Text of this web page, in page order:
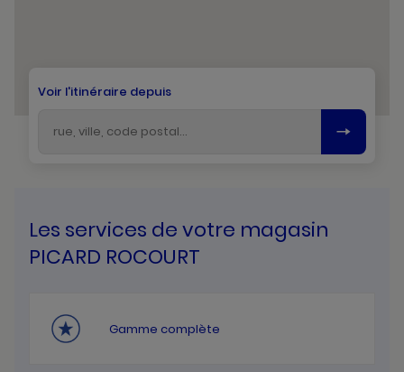
Voir l'itinéraire depuis
Les services de votre magasin
PICARD ROCOURT
Gamme complète